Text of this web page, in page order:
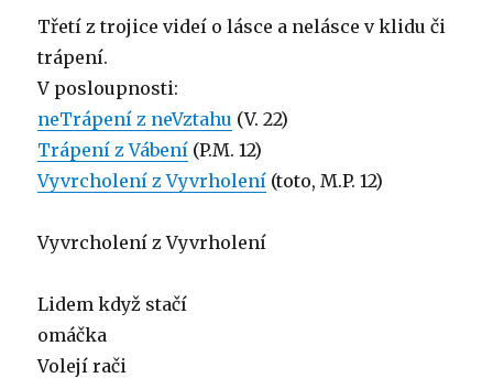
Třetí z trojice videí o lásce a nelásce v klidu či
trápení.
V posloupnosti:
neTrápení z neVztahu (V. 22)
Trápení z Vábení (P.M. 12)
Vyvrcholení z Vyvrholení (toto, M.P. 12)
Vyvrcholení z Vyvrholení
Lidem když stačí
omáčka
Volejí rači